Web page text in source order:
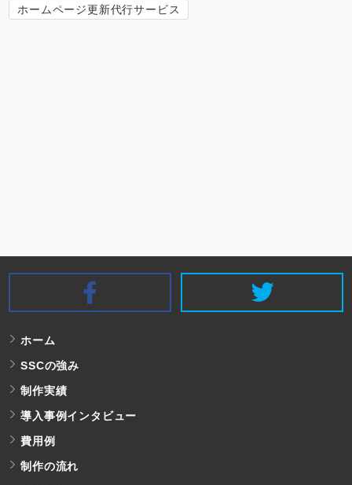
ホームページ更新代行サービス
SSC Facebook
ホーム
SSCの強み
制作実績
導入事例インタビュー
費用例
制作の流れ